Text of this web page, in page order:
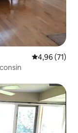
Gemiddelde
4,96 (71)